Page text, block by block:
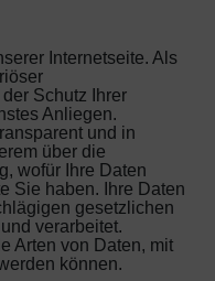
Internetseite. Als
Schutz Ihrer
Anliegen.
und in
über die
wofür Ihre Daten
Sie haben. Ihre Daten
gesetzlichen
verarbeitet.
Arten von Daten, mit
können.